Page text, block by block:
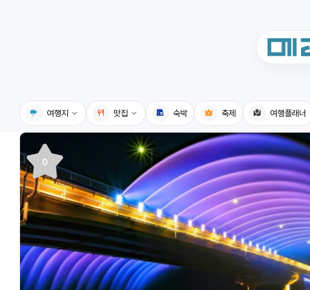
여행지
국내여행지
휴게소
전기충전소
식물도감
맛집
고수의레시피
음식용어사전
숙박 축제 여행플래너
최근 검색어
0